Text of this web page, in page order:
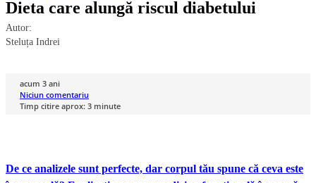
Dieta care alungă riscul diabetului
Autor:
Steluța Indrei
acum 3 ani
Niciun comentariu
Timp citire aprox: 3 minute
De ce analizele sunt perfecte, dar corpul tău spune că ceva este